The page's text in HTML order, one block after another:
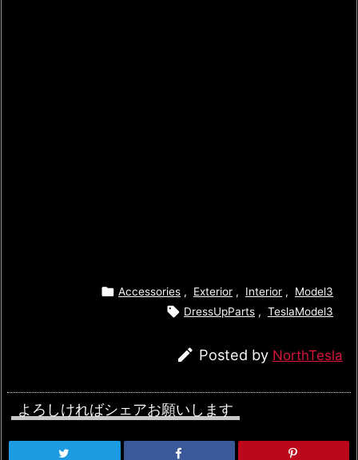
 Accessories , Exterior , Interior , Model3
 DressUpParts , TeslaModel3
 Posted by NorthTesla
よろしければシェアお願いします